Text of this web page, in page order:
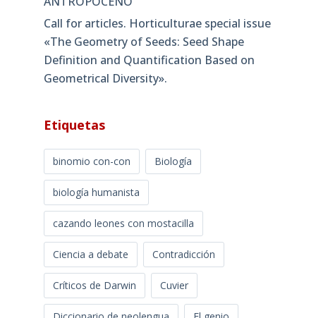
Call for articles. Horticulturae special issue
«The Geometry of Seeds: Seed Shape
Definition and Quantification Based on
Geometrical Diversity»​.
Etiquetas
binomio con-con Biología
biología humanista
cazando leones con mostacilla
Ciencia a debate Contradicción
Críticos de Darwin Cuvier